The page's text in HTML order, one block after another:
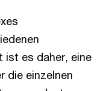
ist es daher, eine
die einzelnen